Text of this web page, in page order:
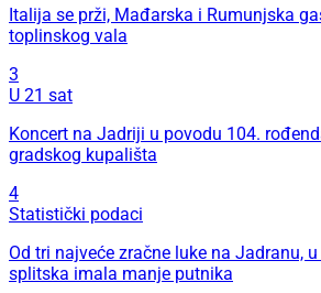
Italija se prži, Mađarska i Rumunjska
toplinskog vala
3
U 21 sat
Koncert na Jadriji u povodu 104.
gradskog kupališta
4
Statistički podaci
Od tri najveće zračne luke na Jadranu,
splitska imala manje putnika